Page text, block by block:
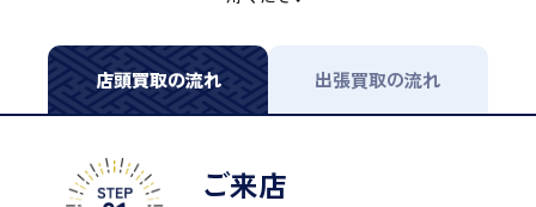
店頭買取の流れ 出張買取の流れ
ご来店